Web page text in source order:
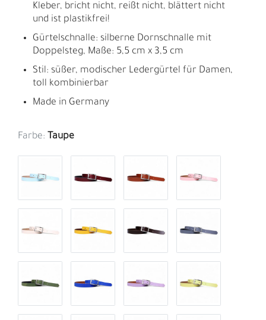
Kleber, bricht nicht, reißt nicht, blättert nicht
und ist plastikfrei!
Gürtelschnalle: silberne Dornschnalle mit
Doppelsteg, Maße: 5,5 cm x 3,5 cm
Stil: süßer, modischer Ledergürtel für Damen,
toll kombinierbar
Made in Germany
Farbe: Taupe